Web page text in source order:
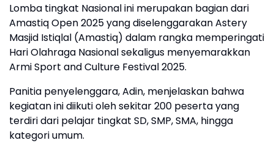
Lomba tingkat Nasional ini merupakan bagian dari
Amastiq Open 2025 yang diselenggarakan Astery
Masjid Istiqlal (Amastiq) dalam rangka memperingati
Hari Olahraga Nasional sekaligus menyemarakkan
Armi Sport and Culture Festival 2025.
Panitia penyelenggara, Adin, menjelaskan bahwa
kegiatan ini diikuti oleh sekitar 200 peserta yang
terdiri dari pelajar tingkat SD, SMP, SMA, hingga
kategori umum.